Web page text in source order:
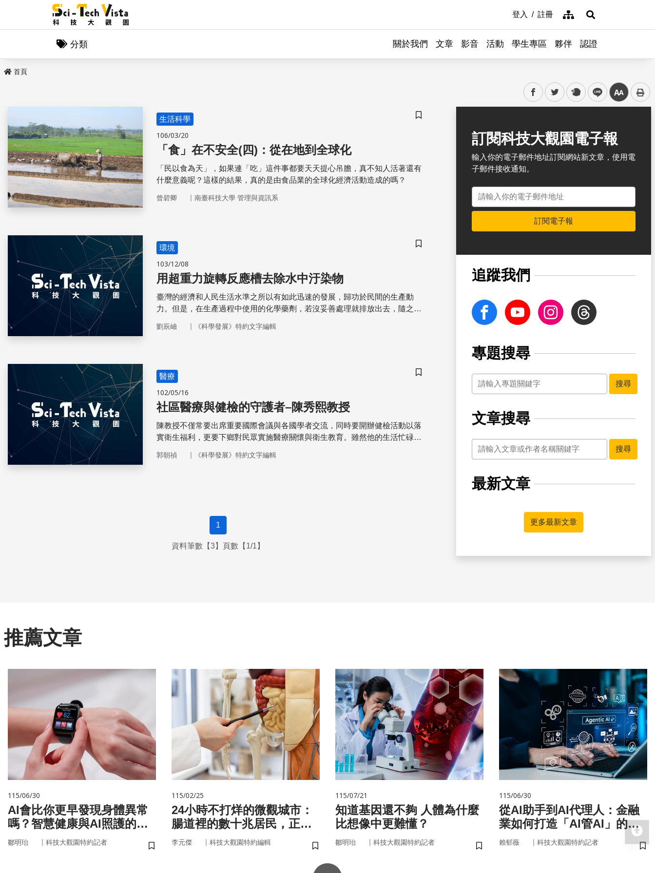
登入 註冊 網站導覽展開搜尋
分類 關於我們 文章 影音 活動 學生專區 夥伴 認證
首頁
facebooktwitter plurk line 中
儲存書籤
生活科學
106/03/20
「食」在不安全(四)：從在地到全球化
「民以食為天」，如果連「吃」這件事都要天天提心吊膽，真不知人活著還有
什麼意義呢？這樣的結果，真的是由食品業的全球化經濟活動造成的嗎？
曾碧卿 ｜ 南臺科技大學 管理與資訊系
儲存書籤
環境
103/12/08
用超重力旋轉反應槽去除水中汙染物
臺灣的經濟和人民生活水準之所以有如此迅速的發展，歸功於民間的生產動
力。但是，在生產過程中使用的化學藥劑，若沒妥善處理就排放出去，隨之而
劉辰岫 ｜ 《科學發展》特約文字編輯
儲存書籤
醫療
102/05/16
社區醫療與健檢的守護者–陳秀熙教授
陳教授不僅常要出席重要國際會議與各國學者交流，同時要開辦健檢活動以落
實衛生福利，更要下鄉對民眾實施醫療關懷與衛生教育。雖然他的生活忙碌於
貌。
郭朝禎 ｜ 《科學發展》特約文字編輯
1
資料筆數【3】頁數【1/1】
訂閱科技大觀園電子報
輸入你的電子郵件地址訂閱網站新文章，使用電
子郵件接收通知。
電子郵件地址
訂閱電子報
追蹤我們
facebook Youtube InstagramThreads
專題搜尋
關鍵字
搜尋
文章搜尋
關鍵字
搜尋
最新文章
更多最新文章
推薦文章
115/06/30
AI會比你更早發現身體異常
嗎？智慧健康與AI照護的未
來
鄒明珆 ｜ 科技大觀園特約記者
儲存書籤
115/02/25
24小時不打烊的微觀城市：
腸道裡的數十兆居民，正悄
悄掌管你的大腦與健康
李元傑 ｜ 科技大觀園特約編輯
儲存書籤
115/07/21
知道基因還不夠 人體為什麼
比想像中更難懂？
鄒明珆 ｜ 科技大觀園特約記者
儲存書籤
115/06/30
從AI助手到AI代理人：金融
業如何打造「AI管AI」的新
治理模式？
賴郁薇 ｜ 科技大觀園特約記者
儲